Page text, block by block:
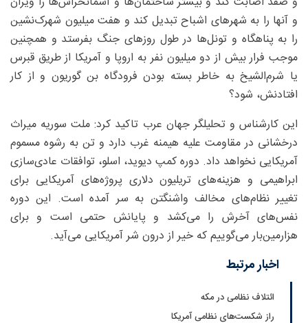
و آنها را به شهرهای اشباح تبدیل کند و هفت میلیون شهرک‌نشین
را به پناهگاه و تونل‌ها در طول روزهای جنگ بفرستد و همچنین
موجب فرار بیش از دو میلیون نفر به اروپا و آمریکا از طریق قبرس
یا شرم‌الشیخ به خاطر بسته بودن فرودگاه بن گوریون و از کار
افتادنش، شود؟
این کارشناس و تحلیلگر جهان عرب تاکید کرد: ملت سوریه میراث
درخشانی در مقاومت علیه هیمنه غرب دارد و تن به رشوه مسموم
آمریکایی نخواهد داد. دوره کمپ دیوید، اسلو، توافقات عادی‌سازی
ابراهیمی و هزینه‌های تریلیون دلاری پروژه‌های آمریکایی برای
تغییر نظام‌های مخالف واشنگتن به سر آمده است. این دوره
نفس‌های آخرش را می‌کشد و پایانش حتمی است و برای
هزارمین‌بار می‌گوییم که خیر از درون شر آمریکایی می‌آید.
اخبار مرتبط
ائتلاف نظامی در مکه
راز شکست‌های نظامی آمریکا